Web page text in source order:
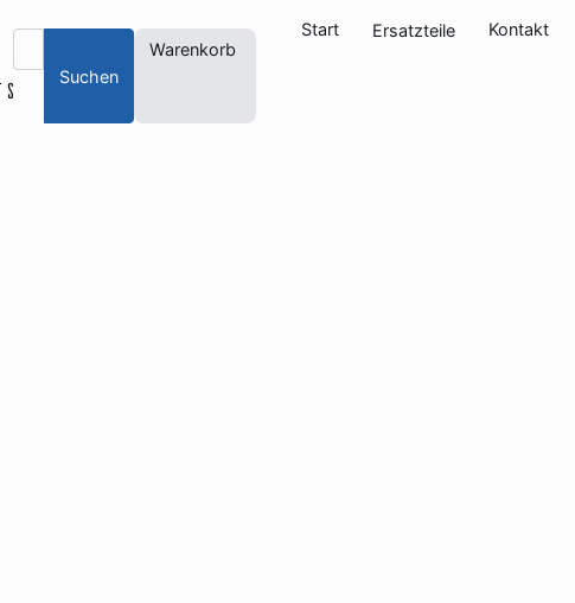
Suchen
Warenkorb
Start Ersatzteile Kontakt